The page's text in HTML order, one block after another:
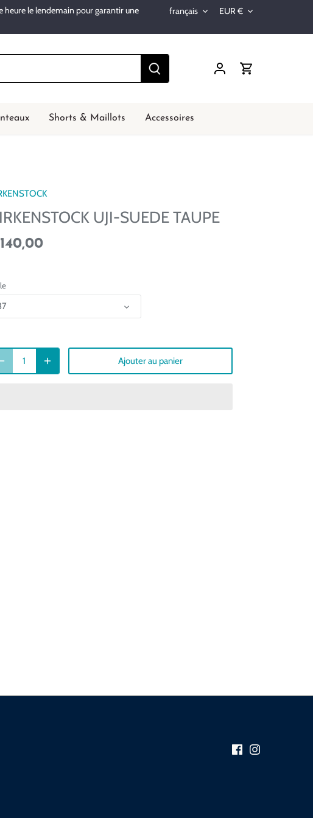
heure le lendemain pour garantir une
Langue
français Devise
EUR €
Shorts & Maillots Accessoires
UJI-SUEDE TAUPE
Ajouter au panier